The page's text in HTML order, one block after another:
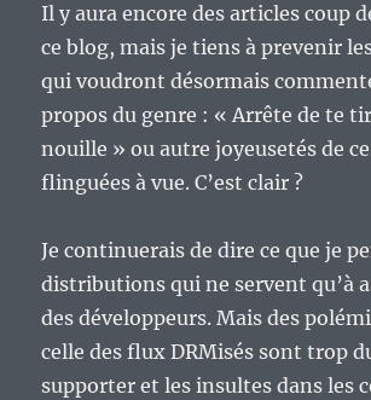
Il y aura encore des articles coup
ce blog, mais je tiens à prevenir
qui voudront désormais
propos du genre : « Arrête de te
nouille » ou autre joyeusetés de
flinguées à vue. C’est clair ?
Je continuerais de dire ce que je
distributions qui ne servent qu’à
des développeurs. Mais des
celle des flux DRMisés sont trop
supporter et les insultes dans les